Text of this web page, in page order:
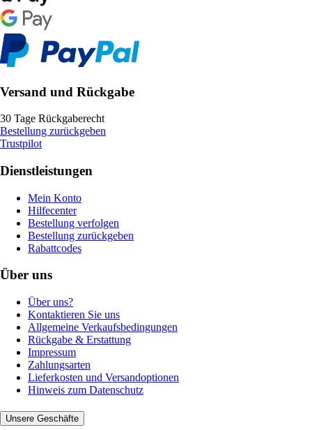
Versand und Rückgabe
30 Tage Rückgaberecht
Bestellung zurückgeben
Trustpilot
Dienstleistungen
Mein Konto
Hilfecenter
Bestellung verfolgen
Bestellung zurückgeben
Rabattcodes
Über uns
Über uns?
Kontaktieren Sie uns
Allgemeine Verkaufsbedingungen
Rückgabe & Erstattung
Impressum
Zahlungsarten
Lieferkosten und Versandoptionen
Hinweis zum Datenschutz
Unsere Geschäfte